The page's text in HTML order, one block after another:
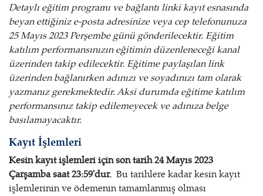
Detaylı eğitim programı ve bağlantı linki kayıt esnasında
beyan ettiğiniz e-posta adresinize veya cep telefonunuza
25 Mayıs 2023 Perşembe günü gönderilecektir. Eğitim
katılım performansınızın eğitimin düzenleneceği kanal
üzerinden takip edilecektir. Eğitime paylaşılan link
üzerinden bağlanırken adınızı ve soyadınızı tam olarak
yazmanız gerekmektedir. Aksi durumda eğitime katılım
performansınız takip edilemeyecek ve adınıza belge
basılamayacaktır.
Kayıt İşlemleri
Kesin kayıt işlemleri için son tarih 24 Mayıs 2023
Çarşambasaat 23:59'dur. Bu tarihlere kadar kesin kayıt
işlemlerinin ve ödemenin tamamlanmış olması